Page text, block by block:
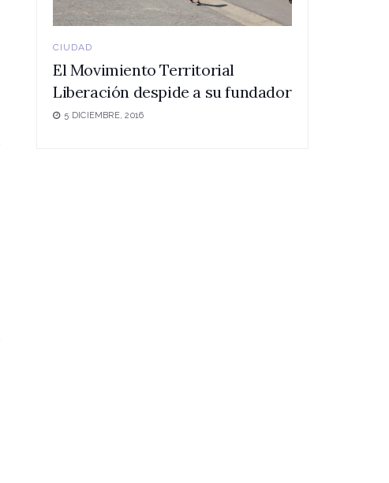
CIUDAD
El Movimiento Territorial
Liberación despide a su fundador
5 DICIEMBRE, 2016